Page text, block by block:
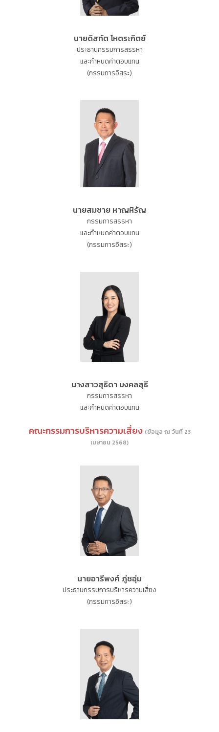
นายดิสทัต โหตระกิตย์
ประธานกรรมการสรรหา
และกำหนดค่าตอบแทน
(กรรมการอิสระ)
นายสมชาย หาญหิรัญ
กรรมการสรรหา
และกำหนดค่าตอบแทน
(กรรมการอิสระ)
นางสาวสุธิดา มงคลสุธี
กรรมการสรรหา
และกำหนดค่าตอบแทน
คณะกรรมการบริหารความเสี่ยง (ข้อมูล ณ วันที่ 23
เมษายน 2568)
นายอารีพงศ์ ภู่ชอุ่ม
ประธานกรรมการบริหารความเสี่ยง
(กรรมการอิสระ)